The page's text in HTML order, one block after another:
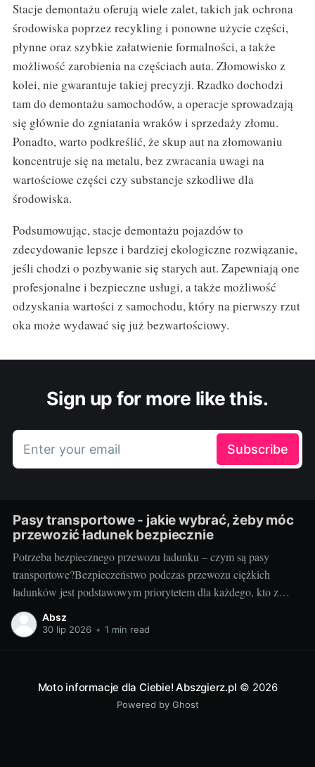
Stacje demontażu oferują wiele zalet, takich jak ochrona
środowiska poprzez recykling i ponowne użycie części,
płynne oraz szybkie załatwienie formalności, a także
możliwość zarobienia na częściach auta. Złomowisko z
kolei, nie gwarantuje takiej precyzji. Rzadko dochodzi
tam do demontażu samochodów, a operacje sprowadzają
się głównie do zgniatania wraków i sprzedaży złomu.
Ponadto, warto podkreślić, że skup aut na złomowaniu
koncentruje się na metalu, bez zwracania uwagi na
wartościowe części czy substancje szkodliwe dla
środowiska.
Podsumowując, stacje demontażu pojazdów to
zdecydowanie lepsze i bardziej ekologiczne rozwiązanie,
jeśli chodzi o pozbywanie się starych aut. Zapewniają one
profesjonalne i bezpieczne usługi, a także możliwość
odzyskania wartości z samochodu, który na pierwszy rzut
oka może wydawać się już bezwartościowy.
Sign up for more like this.
Enter your email Subscribe
Pasy transportowe - jakie wybrać, żeby móc
przewozić ładunek bezpiecznie
Potrzeba bezpiecznego przewozu ładunku – czym są pasy
transportowe?Bezpieczeństwo podczas przewozu ciężkich
ładunków jest podstawowym priorytetem dla każdego, kto z
powodzeniem chce prowadzić biznes w branży transportowej.
Aby zapewnić stabilność mocowania oraz uniknąć potencjalnie
kluczowych elementów tego
Absz
30 lip 2026 • 1 min read
Moto informacje dla Ciebie! Abszgierz.pl © 2026
Powered by Ghost